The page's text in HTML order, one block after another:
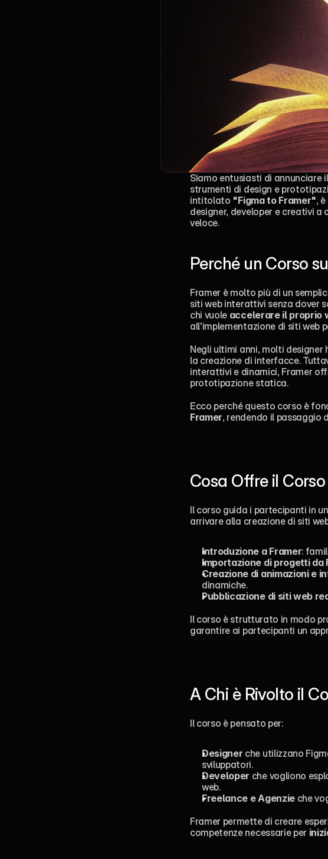
Siamo entusiasti di annunciare
strumenti di design e
intitolato "Figma to Framer",
designer, developer e creativi
veloce.
Perché un Corso
Framer è molto più di un
siti web interattivi senza dover
chi vuole accelerare il proprio
all'implementazione di siti web
Negli ultimi anni, molti
la creazione di interfacce.
interattivi e dinamici, Framer
prototipazione statica.
Ecco perché questo corso è
Framer, rendendo il passaggio
Cosa Offre il
Il corso guida i partecipanti in
arrivare alla creazione di siti
Introduzione a Framer:
Importazione di progetti da
Creazione di animazioni e
dinamiche.
Pubblicazione di siti web
Il corso è strutturato in modo
garantire ai partecipanti un
A Chi è Rivolto il
Il corso è pensato per:
Designer che utilizzano
sviluppatori.
Developer che vogliono
web.
Freelance e Agenzie che
Framer permette di creare
competenze necessarie per